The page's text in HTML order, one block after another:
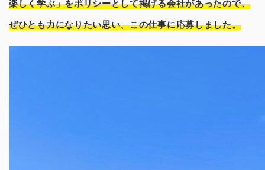
楽しく学ぶ」をポリシーとして掲げる会社があったので、
ぜひとも力になりたい思い、この仕事に応募しました。